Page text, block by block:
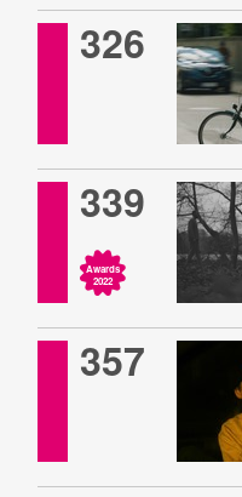
326
339
Awards
2022
357